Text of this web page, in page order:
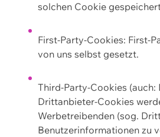
solchen Cookie
First-Party-Cookies: First-
von uns selbst gesetzt.
Third-Party-Cookies
Drittanbieter-Cookies
Werbetreibenden (sog.
Benutzerinformationen zu